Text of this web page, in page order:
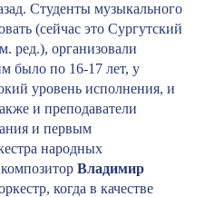
Студенты музыкального
(сейчас это Сургутский
ред.), организовали
было по 16-17 лет, у
уровень исполнения, и
и преподаватели
и первым
народных
Владимир
когда в качестве